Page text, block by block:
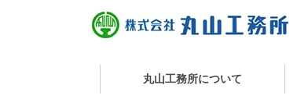
丸山工務所について